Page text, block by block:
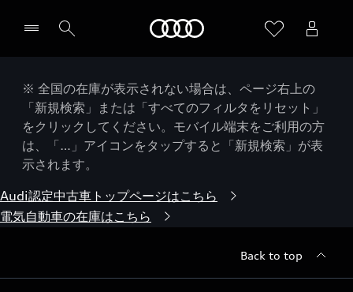
※ 全国の在庫が表示されない場合は、ページ右上の
「新規検索」または「すべてのフィルタをリセット」
をクリックしてください。モバイル端末をご利用の方
は、「…」アイコンをタップすると「新規検索」が表
示されます。
Audi認定中古車トップページはこちら
電気自動車の在庫はこちら
Back to top